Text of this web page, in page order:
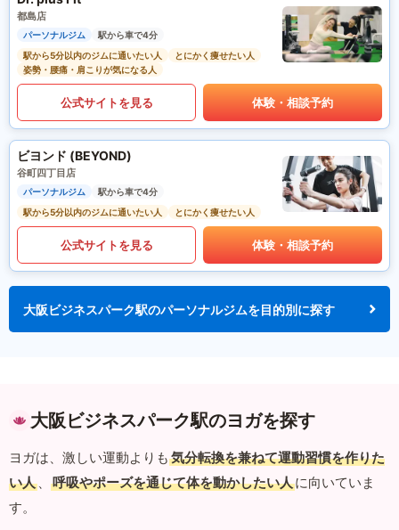
都島店
パーソナルジム
駅から車で4分
駅から5分以内のジムに通いたい人
とにかく痩せたい人
姿勢・腰痛・肩こりが気になる人
公式サイトを見る 体験・相談予約
ビヨンド (BEYOND)
谷町四丁目店
パーソナルジム
駅から車で4分
駅から5分以内のジムに通いたい人
とにかく痩せたい人
公式サイトを見る 体験・相談予約
大阪ビジネスパーク駅のパーソナルジムを目的別に探す
大阪ビジネスパーク駅のヨガを探す
ヨガは、激しい運動よりも 気分転換を兼ねて運動習慣を作りた
い人 、 呼吸やポーズを通じて体を動かしたい人に向いていま
す。